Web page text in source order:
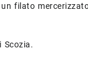
filato
Scozia.